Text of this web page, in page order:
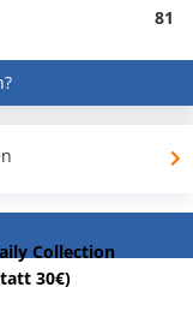
81
Collection
30€)